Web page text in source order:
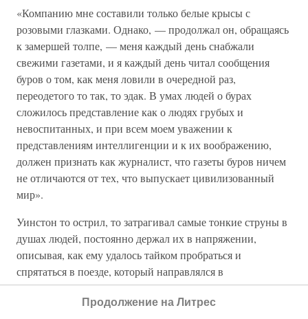
«Компанию мне составили только белые крысы с
розовыми глазками. Однако, — продолжал он, обращаясь
к замершей толпе, — меня каждый день снабжали
свежими газетами, и я каждый день читал сообщения
буров о том, как меня ловили в очередной раз,
переодетого то так, то эдак. В умах людей о бурах
сложилось представление как о людях грубых и
невоспитанных, и при всем моем уважении к
представлениям интеллигенции и к их воображению,
должен признать как журналист, что газеты буров ничем
не отличаются от тех, что выпускает цивилизованный
мир».
Уинстон то острил, то затрагивал самые тонкие струны в
душах людей, постоянно держал их в напряжении,
описывая, как ему удалось тайком пробраться и
спрятаться в поезде, который направлялся в
португальскую Восточную Африку. И только там —
измотанный и изрядно потрепанный, но уже
Продолжение на Литрес